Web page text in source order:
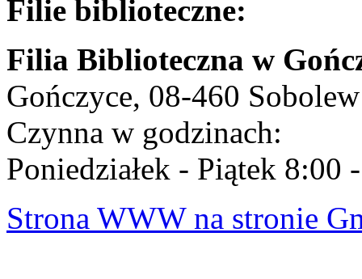
Filie biblioteczne:
Filia Biblioteczna w
Gończyce, 08-460 Sobolew
Czynna w godzinach:
Poniedziałek - Piątek 8:00
Strona WWW na stronie